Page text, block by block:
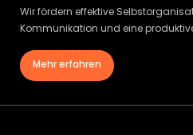
Wir fördern effektive
Kommunikation und eine
Mehr erfahren